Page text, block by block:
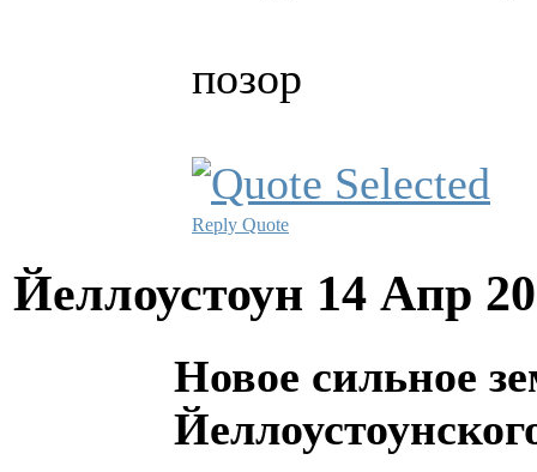
позор
Reply Quote
Йеллоустоун 14 Апр
Новое сильное